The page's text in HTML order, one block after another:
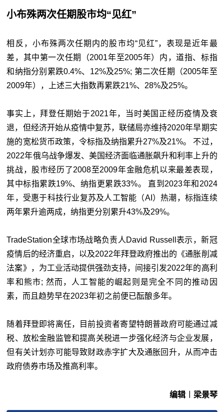
小布殊两次任期股市均“见红”
相反，小布殊两次任期内的股市均“见红”，表现是近年最
差，其中第一次任期（2001年至2005年）内，道指、标指
和纳指分别累跌0.4%、12%及25%; 第二次任期（2005年至
2009年），上述三大指数再累跌21%、28%及25%。
事实上，拜登任期始于2021年，当时美国正经历疫情及衰
退，但经济开始从疫情中复苏，联储局亦维持2020年早期实
施的宽松货币政策，令标指及纳指累升27%及21%。 不过，
2022年俄乌战争爆发、美国经济面临通胀飙升和利率上升的
挑战，股市经历了2008至2009年金融危机以来最差表现，
其中标指累跌19%、纳指更累跌33%。 直到2023年和2024
年，受惠于科技行业复苏及人工智能（AI）热潮，标指连续
两年累升逾两成，纳指更分别累升43%及29%。
TradeStation全球市场战略负责人David Russell表示，新冠
疫情后的经济重启，以及2022年拜登政府推出的《通胀削减
法案》，为工业活动提供强劲支持，间接引发2022年的高利
率和熊市; 然而，人工智能的崛起则是完全不同的推动因
素，而且趋势早在2023年初之前便已酝酿多年。
随着拜登即将离任，目前投资者寄望特朗普政府可能通过减
税、放松金融监管和提高关税进一步强化经济与企业发展，
但有关计划亦可能导致财政赤字扩大及通胀回升，从而冲击
政府债券市场及推高利率。
编辑︱梁景琴